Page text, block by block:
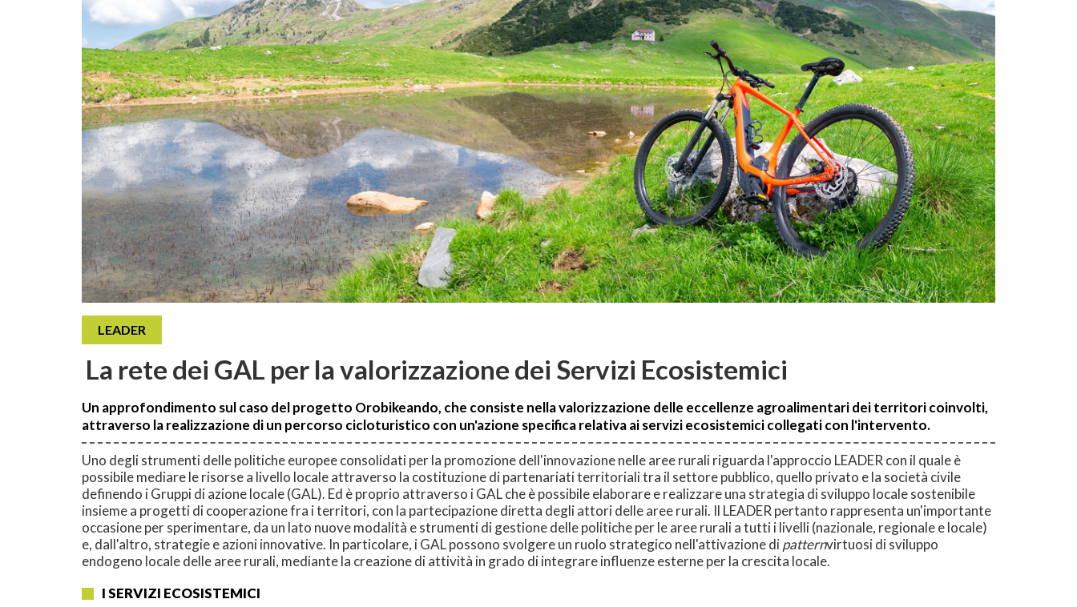
LEADER
La rete dei GAL per la valorizzazione dei Servizi Ecosistemici
Un approfondimento sul caso del progetto Orobikeando, che consiste nella valorizzazione delle eccellenze agroalimentari dei territori coinvolti,
attraverso la realizzazione di un percorso cicloturistico con un'azione specifica relativa ai servizi ecosistemici collegati con l'intervento.
Uno degli strumenti delle politiche europee consolidati per la promozione dell'innovazione nelle aree rurali riguarda l'approccio LEADER con il quale è
possibile mediare le risorse a livello locale attraverso la costituzione di partenariati territoriali tra il settore pubblico, quello privato e la società civile
definendo i Gruppi di azione locale (GAL). Ed è proprio attraverso i GAL che è possibile elaborare e realizzare una strategia di sviluppo locale sostenibile
insieme a progetti di cooperazione fra i territori, con la partecipazione diretta degli attori delle aree rurali. Il LEADER pertanto rappresenta un'importante
occasione per sperimentare, da un lato nuove modalità e strumenti di gestione delle politiche per le aree rurali a tutti i livelli (nazionale, regionale e locale)
e, dall'altro, strategie e azioni innovative. In particolare, i GAL possono svolgere un ruolo strategico nell'attivazione dipatternvirtuosi di sviluppo
endogeno locale delle aree rurali, mediante la creazione di attività in grado di integrare influenze esterne per la crescita locale.
I SERVIZI ECOSISTEMICI